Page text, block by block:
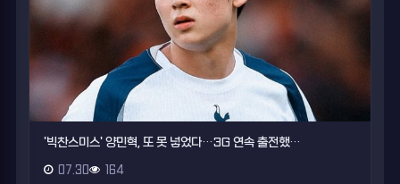
'빅찬스미스' 양민혁, 또 못 넣었다…3G 연속 출전했…
07.30 164